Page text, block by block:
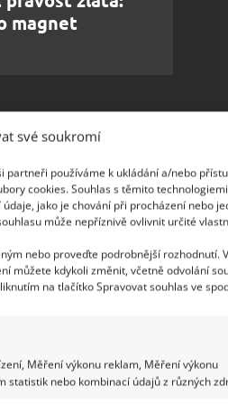
své soukromí
partneři používáme k ukládání a/nebo
cookies. Souhlas s těmito
jako je chování při procházení nebo
může nepříznivě ovlivnit určité
nebo proveďte podrobnější rozhodnutí.
můžete kdykoli změnit, včetně odvolání
na tlačítko Spravovat souhlas ve
Měření výkonu reklam, Měření výkonu
statistik nebo kombinací údajů z různých
magnet
matný rub podle
pokrm teplý. A zajistí
trochu soli a zalijte
skvěle vyčistit zašlé
bez ozdobných
když chcete
Kousek alobalu
vám pak ušetří i